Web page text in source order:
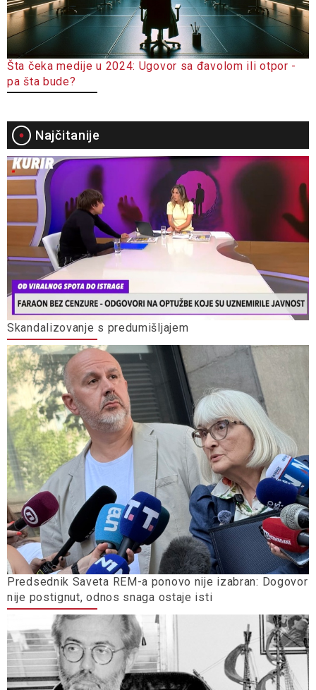
Šta čeka medije u 2024: Ugovor sa đavolom ili otpor -
pa šta bude?
Najčitanije
Skandalizovanje s predumišljajem
Predsednik Saveta REM-a ponovo nije izabran: Dogovor
nije postignut, odnos snaga ostaje isti